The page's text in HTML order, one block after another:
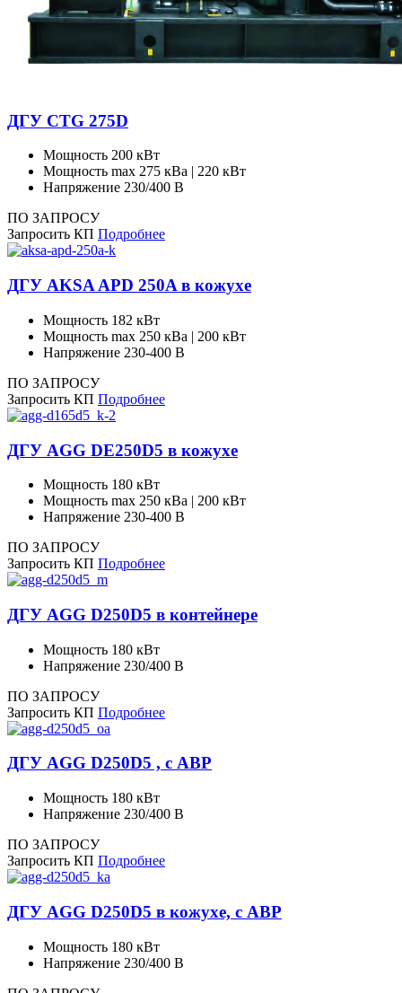
ДГУ CTG 275D
Мощность 200 кВт
Мощность max 275 кВа | 220 кВт
Напряжение 230/400 В
ПО ЗАПРОСУ
Запросить КП Подробнее
ДГУ AKSA APD 250A в кожухе
Мощность 182 кВт
Мощность max 250 кВа | 200 кВт
Напряжение 230-400 В
ПО ЗАПРОСУ
Запросить КП Подробнее
ДГУ AGG DE250D5 в кожухе
Мощность 180 кВт
Мощность max 250 кВа | 200 кВт
Напряжение 230-400 В
ПО ЗАПРОСУ
Запросить КП Подробнее
ДГУ AGG D250D5 в контейнере
Мощность 180 кВт
Напряжение 230/400 В
ПО ЗАПРОСУ
Запросить КП Подробнее
ДГУ AGG D250D5 , с АВР
Мощность 180 кВт
Напряжение 230/400 В
ПО ЗАПРОСУ
Запросить КП Подробнее
ДГУ AGG D250D5 в кожухе, с АВР
Мощность 180 кВт
Напряжение 230/400 В